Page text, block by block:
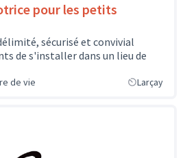
pour les petits
sécurisé et convivial
de s'installer dans un lieu de
de vie Larçay